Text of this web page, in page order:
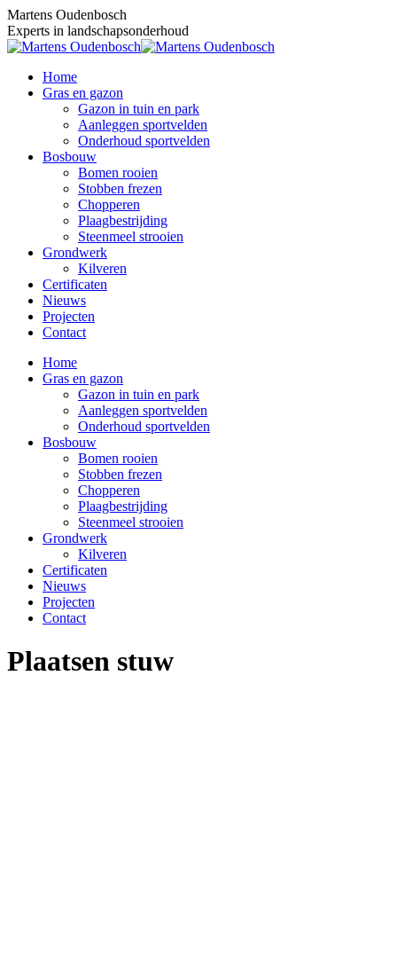
Skip
to
content
Martens Oudenbosch
Experts in landschapsonderhoud
Home
Gras en gazon
Gazon in tuin en park
Aanleggen sportvelden
Onderhoud sportvelden
Bosbouw
Bomen rooien
Stobben frezen
Chopperen
Plaagbestrijding
Steenmeel strooien
Grondwerk
Kilveren
Certificaten
Nieuws
Projecten
Contact
Home
Gras en gazon
Gazon in tuin en park
Aanleggen sportvelden
Onderhoud sportvelden
Bosbouw
Bomen rooien
Stobben frezen
Chopperen
Plaagbestrijding
Steenmeel strooien
Grondwerk
Kilveren
Certificaten
Nieuws
Projecten
Contact
Plaatsen stuw